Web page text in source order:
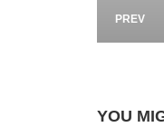
PREV
YOU